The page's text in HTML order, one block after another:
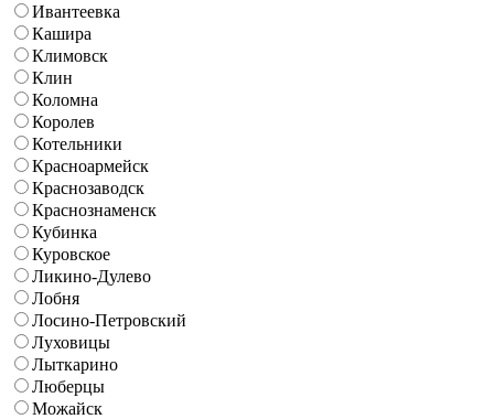
Ивантеевка
Кашира
Климовск
Клин
Коломна
Королев
Котельники
Красноармейск
Краснозаводск
Краснознаменск
Кубинка
Куровское
Ликино-Дулево
Лобня
Лосино-Петровский
Луховицы
Лыткарино
Люберцы
Можайск